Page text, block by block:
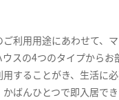
利用用途にあわせて、
スの4つのタイプからお
することがき、生活に
ばんひとつで即入居で